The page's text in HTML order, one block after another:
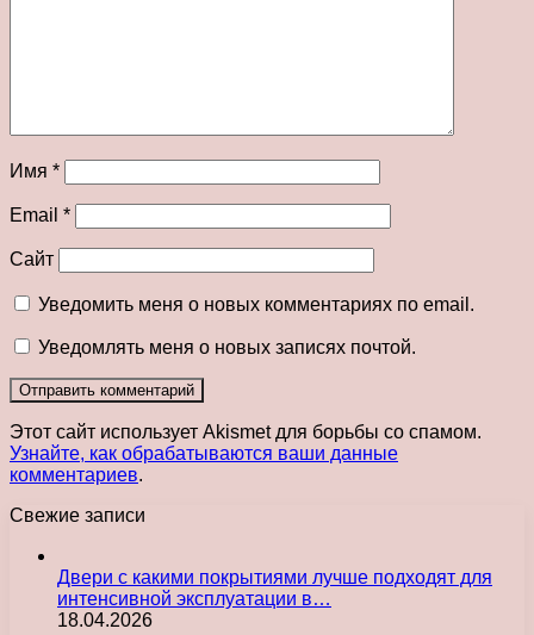
Имя *
Email *
Сайт
Уведомить меня о новых комментариях по email.
Уведомлять меня о новых записях почтой.
Этот сайт использует Akismet для борьбы со спамом.
Узнайте, как обрабатываются ваши данные
комментариев.
Свежие записи
Двери с какими покрытиями лучше подходят для
интенсивной эксплуатации в…
18.04.2026